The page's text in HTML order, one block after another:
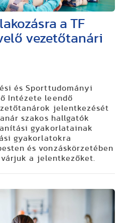
a TF
vezetőtanári
és Sporttudományi
Intézete leendő
jelentkezését
szakos hallgatók
gyakorlatainak
gyakorlatokra
és vonzáskörzetében
a jelentkezőket.